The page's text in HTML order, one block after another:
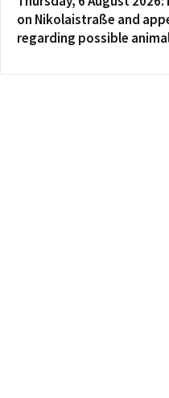
on Nikolaistraße and
regarding possible